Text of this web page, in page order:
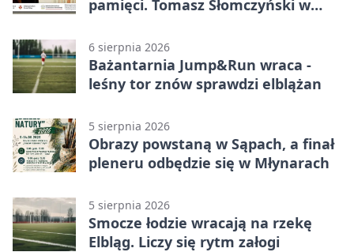
pamięci. Tomasz Słomczyński w
6 sierpnia 2026
Bażantarnia Jump&Run wraca -
leśny tor znów sprawdzi elblążan
5 sierpnia 2026
Obrazy powstaną w Sąpach, a finał
pleneru odbędzie się w Młynarach
5 sierpnia 2026
Smocze łodzie wracają na rzekę
Elbląg. Liczy się rytm załogi